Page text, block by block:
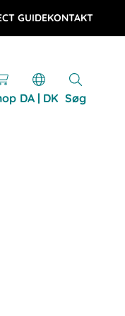
GUIDEKONTAKT
DA | DK Søg